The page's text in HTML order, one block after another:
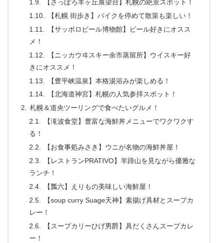
【さっぽろ羊ヶ丘展望台】札幌の絶景スポット！
【札幌 街歩き】バイクを停めて散策も楽しい！
【サッポロビール博物館】ビール好きにオスス
メ！
【ニッカウヰスキー余市蒸留所】ウイスキー好
きにオススメ！
【豊平峡温泉】本格湯浴みが楽しめる！
【北海道神宮】札幌の人気参拝スポット！
札幌＆道央ツーリングで食べたいグルメ！
【滝波食堂】豊富な海鮮丼メニューでワクワクす
る！
【お食事処みさき】ウニが名物の海鮮丼屋！
【レストランPRATIVO】羊蹄山を見ながら優雅な
ランチ！
【瓢六】えりもの美味しい海鮮屋！
【soup curry Suage天神】素揚げ具材とスープカ
レー！
【スープカリーひげ男爵】具だくさんスープカレ
ー！